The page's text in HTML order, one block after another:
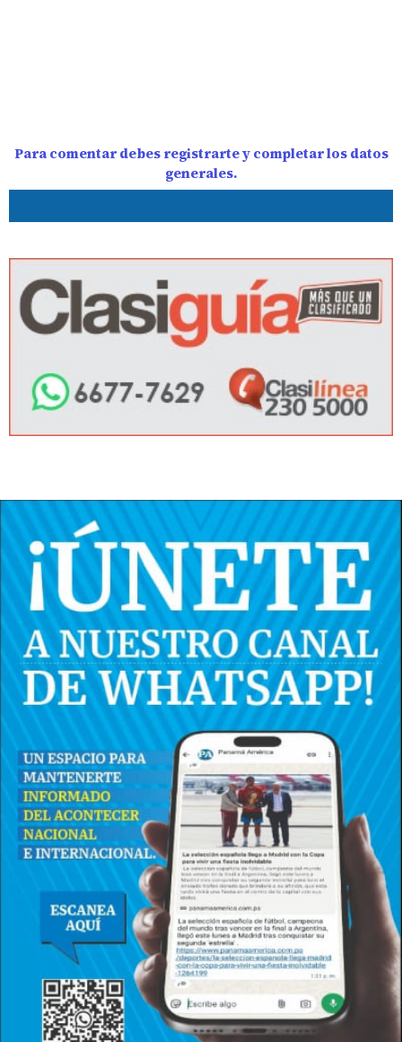
Para comentar debes registrarte y completar los datos
generales.